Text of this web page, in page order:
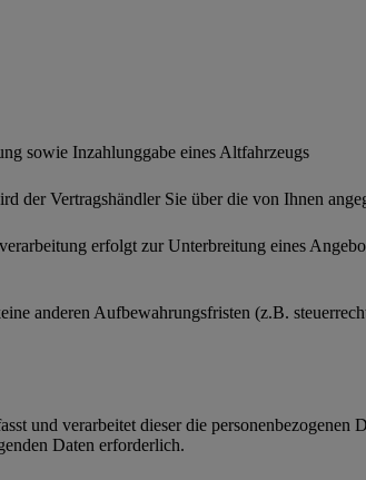
sowie Inzahlunggabe eines Altfahrzeugs
Vertragshändler Sie über die von Ihnen
erfolgt zur Unterbreitung eines
anderen Aufbewahrungsfristen (z.B.
und verarbeitet dieser die
Daten erforderlich.